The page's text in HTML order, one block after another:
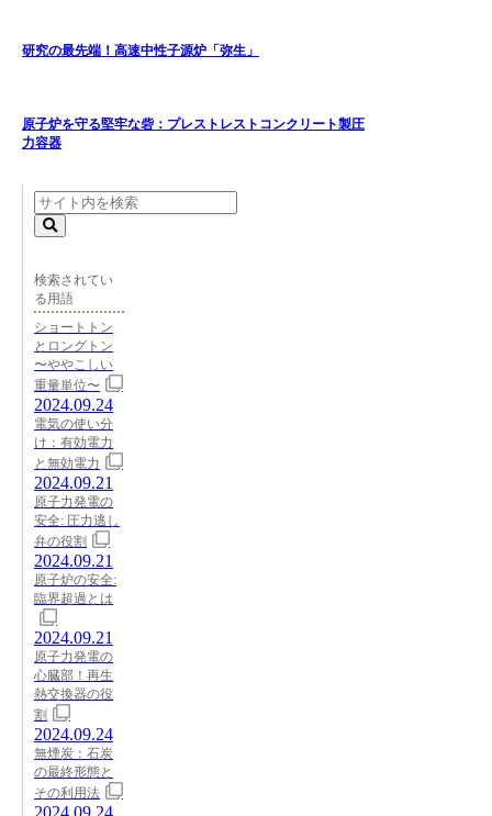
研究の最先端！高速中性子源炉「弥生」
原子炉を守る堅牢な砦：プレストレストコンクリート製圧
力容器
検索されてい
る用語
ショートトン
とロングトン
〜ややこしい
重量単位〜
2024.09.24
電気の使い分
け：有効電力
と無効電力
2024.09.21
原子力発電の
安全: 圧力逃し
弁の役割
2024.09.21
原子炉の安全:
臨界超過とは
2024.09.21
原子力発電の
心臓部！再生
熱交換器の役
割
2024.09.24
無煙炭：石炭
の最終形態と
その利用法
2024.09.24